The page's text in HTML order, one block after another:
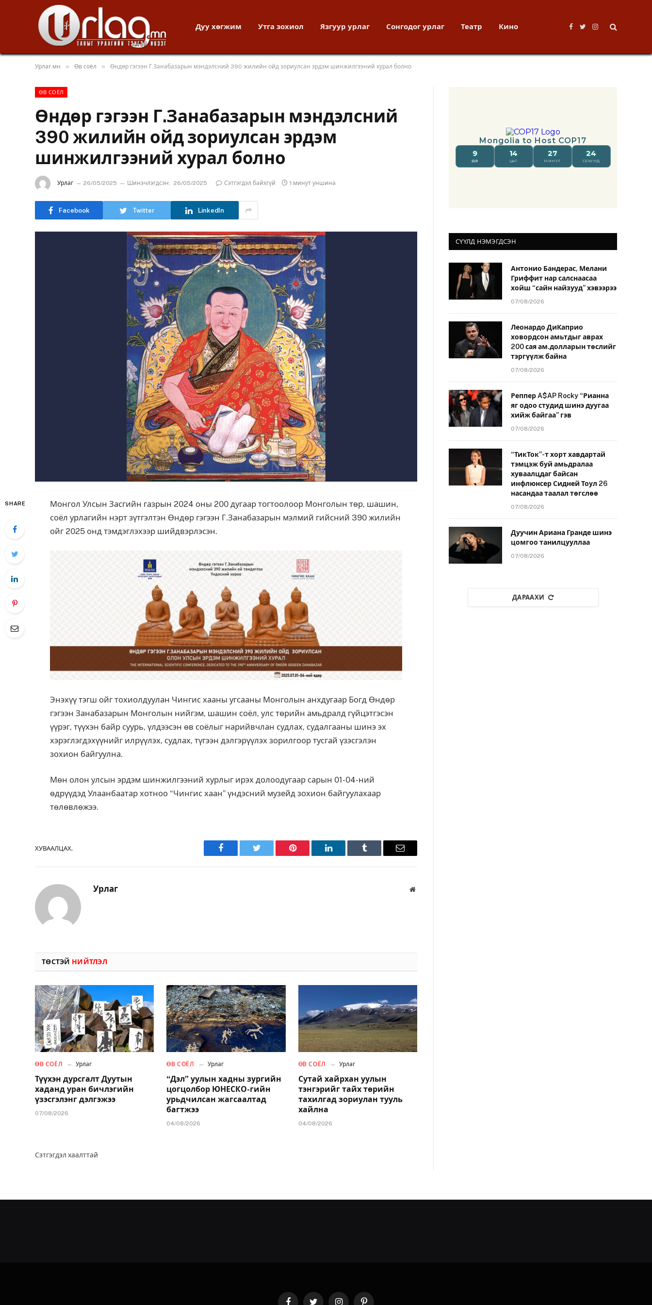
Дуу хөгжим Утга зохиол Язгуур урлаг Сонгодог урлаг Театр Кино
Facebook
TwitterInstagram
Урлаг.мн » Өв соёл » Өндөр гэгээн Г.Занабазарын мэндэлсний 390 жилийн ойд зориулсан эрдэм шинжилгээний хурал болно
ӨВ СОЁЛ
Өндөр гэгээн Г.Занабазарын мэндэлсний
390 жилийн ойд зориулсан эрдэм
шинжилгээний хурал болно
Урлаг 26/05/2025 Шинэчлэгдсэн: 26/05/2025 Сэтгэгдэл байхгүй 1 минут уншина
Facebook Twitter LinkedIn
SHARE
Монгол Улсын Засгийн газрын 2024 оны 200 дугаар тогтоолоор Монголын төр, шашин,
соёл урлагийн нэрт зүтгэлтэн Өндөр гэгээн Г.Занабазарын мэлмий гийсний 390 жилийн
ойг 2025 онд тэмдэглэхээр шийдвэрлэсэн.
Энэхүү тэгш ойг тохиолдуулан Чингис хааны угсааны Монголын анхдугаар Богд Өндөр
гэгээн Занабазарын Монголын нийгэм, шашин соёл, улс төрийн амьдралд гүйцэтгэсэн
үүрэг, түүхэн байр суурь, үлдээсэн өв соёлыг нарийвчлан судлах, судалгааны шинэ эх
хэрэглэгдэхүүнийг илрүүлэх, судлах, түгээн дэлгэрүүлэх зорилгоор тусгай үзэсгэлэн
зохион байгуулна.
Мөн олон улсын эрдэм шинжилгээний хурлыг ирэх долоодугаар сарын 01-04-ний
өдрүүдэд Улаанбаатар хотноо “Чингис хаан” үндэсний музейд зохион байгуулахаар
төлөвлөжээ.
ХУВААЛЦАХ.
Facebook Twitter Pinterest LinkedIn Tumblr Имэйл
Урлаг Вэбсайт
ТӨСТЭЙ НИЙТЛЭЛ
ӨВ СОЁЛ Урлаг
Түүхэн дурсгалт Дуутын
хаданд уран бичлэгийн
үзэсгэлэнг дэлгэжээ
07/08/2026
ӨВ СОЁЛ Урлаг
“Дэл” уулын хадны зургийн
цогцолбор ЮНЕСКО-гийн
урьдчилсан жагсаалтад
багтжээ
04/08/2026
ӨВ СОЁЛ Урлаг
Сутай хайрхан уулын
тэнгэрийг тайх төрийн
тахилгад зориулан тууль
хайлна
04/08/2026
Сэтгэгдэл хаалттай
СҮҮЛД НЭМЭГДСЭН
Антонио Бандерас, Мелани
Гриффит нар салснаасаа
хойш “сайн найзууд” хэвээрээ
07/08/2026
Леонардо ДиКаприо
ховордсон амьтдыг аврах
200 сая ам.долларын төслийг
тэргүүлж байна
07/08/2026
Реппер A$AP Rocky “Рианна
яг одоо студид шинэ дуугаа
хийж байгаа” гэв
07/08/2026
“ТикТок”-т хорт хавдартай
тэмцэж буй амьдралаа
хуваалцдаг байсан
инфлюнсер Сидней Тоул 26
насандаа таалал төгслөө
07/08/2026
Дуучин Ариана Гранде шинэ
цомгоо танилцууллаа
07/08/2026
ДАРААХИ